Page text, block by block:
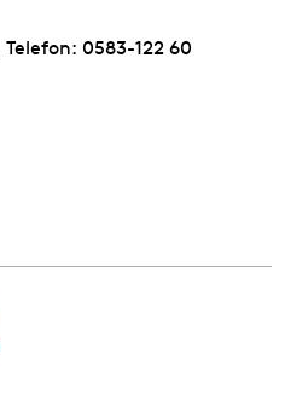
Telefon: Telefon
0583-122 60